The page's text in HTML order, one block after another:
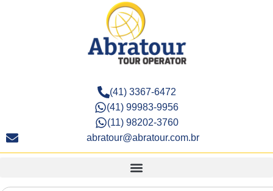
(41) 3367-6472
(41) 99983-9956
(11) 98202-3760
abratour@abratour.com.br